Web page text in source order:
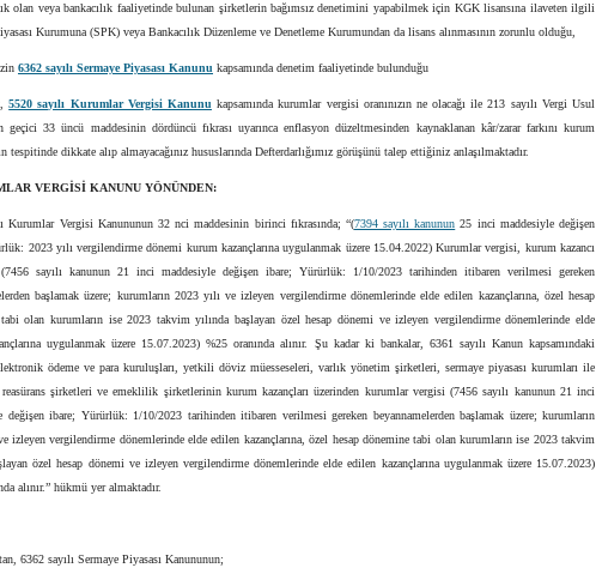
olan veya bankacılık faaliyetinde bulunan şirketlerin bağımsız denetimini yapabilmek için KGK lisansına ilaveten ilgili
Kurumuna (SPK) veya Bankacılık Düzenleme ve Denetleme Kurumundan da lisans alınmasının zorunlu olduğu,
6362 sayılı Sermaye Piyasası Kanunu kapsamında denetim faaliyetinde bulunduğu
5520 sayılı Kurumlar Vergisi Kanunu kapsamında kurumlar vergisi oranınızın ne olacağı ile 213 sayılı Vergi Usul
geçici 33 üncü maddesinin dördüncü fıkrası uyarınca enflasyon düzeltmesinden kaynaklanan kâr/zarar farkını kurum
tespitinde dikkate alıp almayacağınız hususlarında Defterdarlığımız görüşünü talep ettiğiniz anlaşılmaktadır.
VERGİSİ KANUNU YÖNÜNDEN:
Kurumlar Vergisi Kanununun 32 nci maddesinin birinci fıkrasında; “(7394 sayılı kanunun 25 inci maddesiyle değişen
2023 yılı vergilendirme dönemi kurum kazançlarına uygulanmak üzere 15.04.2022) Kurumlar vergisi, kurum kazancı
(7456 sayılı kanunun 21 inci maddesiyle değişen ibare; Yürürlük: 1/10/2023 tarihinden itibaren verilmesi gereken
başlamak üzere; kurumların 2023 yılı ve izleyen vergilendirme dönemlerinde elde edilen kazançlarına, özel hesap
olan kurumların ise 2023 takvim yılında başlayan özel hesap dönemi ve izleyen vergilendirme dönemlerinde elde
uygulanmak üzere 15.07.2023) %25 oranında alınır. Şu kadar ki bankalar, 6361 sayılı Kanun kapsamındaki
ödeme ve para kuruluşları, yetkili döviz müesseseleri, varlık yönetim şirketleri, sermaye piyasası kurumları ile
şirketleri ve emeklilik şirketlerinin kurum kazançları üzerinden kurumlar vergisi (7456 sayılı kanunun 21 inci
değişen ibare; Yürürlük: 1/10/2023 tarihinden itibaren verilmesi gereken beyannamelerden başlamak üzere; kurumların
izleyen vergilendirme dönemlerinde elde edilen kazançlarına, özel hesap dönemine tabi olan kurumların ise 2023 takvim
özel hesap dönemi ve izleyen vergilendirme dönemlerinde elde edilen kazançlarına uygulanmak üzere 15.07.2023)
alınır.” hükmü yer almaktadır.
6362 sayılı Sermaye Piyasası Kanununun;